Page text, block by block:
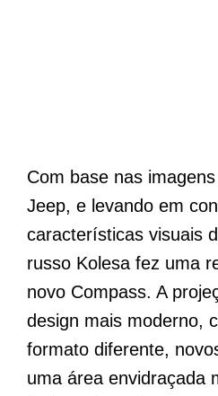
Com base nas
Jeep, e levando em
características visuais
russo Kolesa fez uma
novo Compass. A
design mais moderno,
formato diferente,
uma área envidraçada